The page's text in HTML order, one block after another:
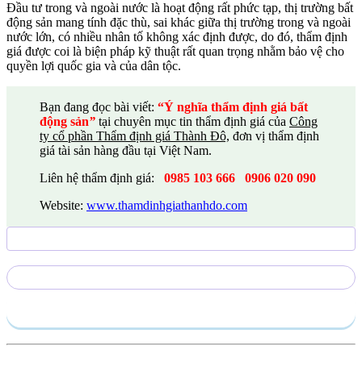
Đầu tư trong và ngoài nước là hoạt động rất phức tạp, thị trường bất
động sản mang tính đặc thù, sai khác giữa thị trường trong và ngoài
nước lớn, có nhiều nhân tố không xác định được, do đó, thẩm định
giá được coi là biện pháp kỹ thuật rất quan trọng nhằm bảo vệ cho
quyền lợi quốc gia và của dân tộc.
Bạn đang đọc bài viết: “Ý nghĩa thẩm định giá bất
động sản” tại chuyên mục tin thẩm định giá của Công
ty cổ phần Thẩm định giá Thành Đô, đơn vị thẩm định
giá tài sản hàng đầu tại Việt Nam.
Liên hệ thẩm định giá:
0985 103 666
0906 020 090
Website: www.thamdinhgiathanhdo.com